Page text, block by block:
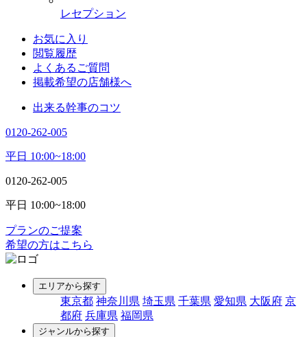
レセプション
お気に入り
閲覧履歴
よくあるご質問
掲載希望の店舗様へ
出来る幹事のコツ
0120-262-005
平日 10:00~18:00
0120-262-005
平日 10:00~18:00
プランのご提案
希望の方はこちら
エリアから探す
東京都 神奈川県 埼玉県 千葉県 愛知県 大阪府 京
都府 兵庫県 福岡県
ジャンルから探す